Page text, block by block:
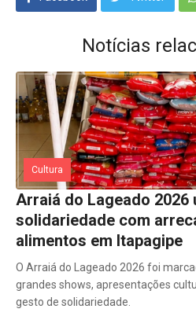
Notícias
Cultura
Arraiá do Lageado 2026
solidariedade com
alimentos em Itapagipe
O Arraiá do Lageado 2026 foi
grandes shows, apresentações
gesto de solidariedade.